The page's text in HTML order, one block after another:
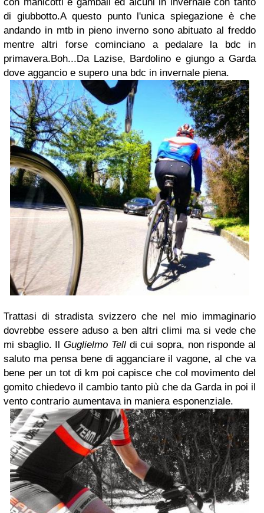
di giubbotto.A questo punto l'unica spiegazione è che
andando in mtb in pieno inverno sono abituato al freddo
mentre altri forse cominciano a pedalare la bdc in
primavera.Boh...Da Lazise, Bardolino e giungo a Garda
dove aggancio e supero una bdc in invernale piena.
Trattasi di stradista svizzero che nel mio immaginario
dovrebbe essere aduso a ben altri climi ma si vede che
mi sbaglio. IlGuglielmo Telldi cui sopra, non risponde al
saluto ma pensa bene di agganciare il vagone, al che va
bene per un tot di km poi capisce che col movimento del
gomito chiedevo il cambio tanto più che da Garda in poi il
vento contrario aumentava in maniera esponenziale.